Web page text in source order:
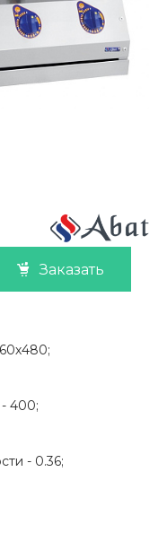
Заказать
400;
- 0.36;